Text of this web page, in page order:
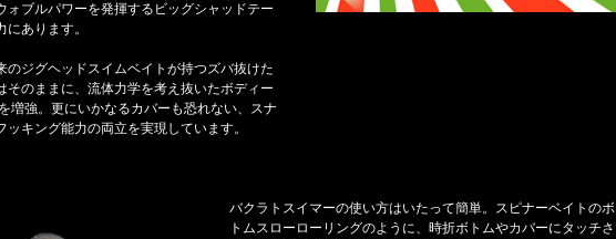
ォブルパワーを発揮するビッグシャッドテー
あります。
のジグヘッドスイムベイトが持つズバ抜けた
そのままに、流体力学を考え抜いたボディー
増強。更にいかなるカバーも恐れない、スナ
ッキング能力の両立を実現しています。
バクラトスイマーの使い方はいたって簡単。スピナーベイトのボ
トムスローローリングのように、時折ボトムやカバーにタッチさ